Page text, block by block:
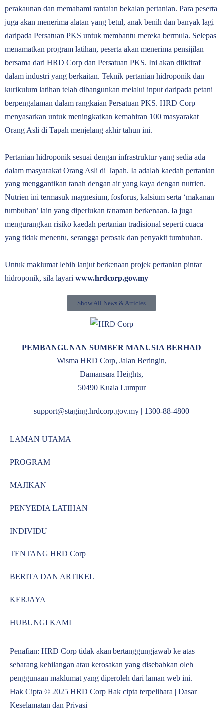
perakaunan dan memahami rantaian bekalan pertanian. Para peserta
juga akan menerima alatan yang betul, anak benih dan banyak lagi
daripada Persatuan PKS untuk membantu mereka bermula. Selepas
menamatkan program latihan, peserta akan menerima pensijilan
bersama dari HRD Corp dan Persatuan PKS. Ini akan diiktiraf
dalam industri yang berkaitan. Teknik pertanian hidroponik dan
kurikulum latihan telah dibangunkan melalui input daripada petani
berpengalaman dalam rangkaian Persatuan PKS. HRD Corp
menyasarkan untuk meningkatkan kemahiran 100 masyarakat
Orang Asli di Tapah menjelang akhir tahun ini.
Pertanian hidroponik sesuai dengan infrastruktur yang sedia ada
dalam masyarakat Orang Asli di Tapah. Ia adalah kaedah pertanian
yang menggantikan tanah dengan air yang kaya dengan nutrien.
Nutrien ini termasuk magnesium, fosforus, kalsium serta ‘makanan
tumbuhan’ lain yang diperlukan tanaman berkenaan. Ia juga
mengurangkan risiko kaedah pertanian tradisional seperti cuaca
yang tidak menentu, serangga perosak dan penyakit tumbuhan.
Untuk maklumat lebih lanjut berkenaan projek pertanian pintar
hidroponik, sila layari www.hrdcorp.gov.my
Show All News & Articles
PEMBANGUNAN SUMBER MANUSIA BERHAD
Wisma HRD Corp, Jalan Beringin,
Damansara Heights,
50490 Kuala Lumpur
support@staging.hrdcorp.gov.my | 1300-88-4800
LAMAN UTAMA
PROGRAM
MAJIKAN
PENYEDIA LATIHAN
INDIVIDU
TENTANG HRD Corp
BERITA DAN ARTIKEL
KERJAYA
HUBUNGI KAMI
Penafian: HRD Corp tidak akan bertanggungjawab ke atas
sebarang kehilangan atau kerosakan yang disebabkan oleh
penggunaan maklumat yang diperoleh dari laman web ini.
Hak Cipta © 2025 HRD Corp Hak cipta terpelihara | Dasar
Keselamatan dan Privasi